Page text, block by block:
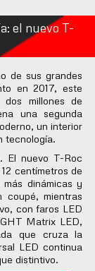
el nuevo T-
de sus grandes
en 2017, este
millones de
una segunda
un interior
tecnología.
El nuevo T-Roc
centímetros de
dinámicas y
coupé, mientras
con faros LED
Matrix LED,
que cruza la
LED continua
distintivo.